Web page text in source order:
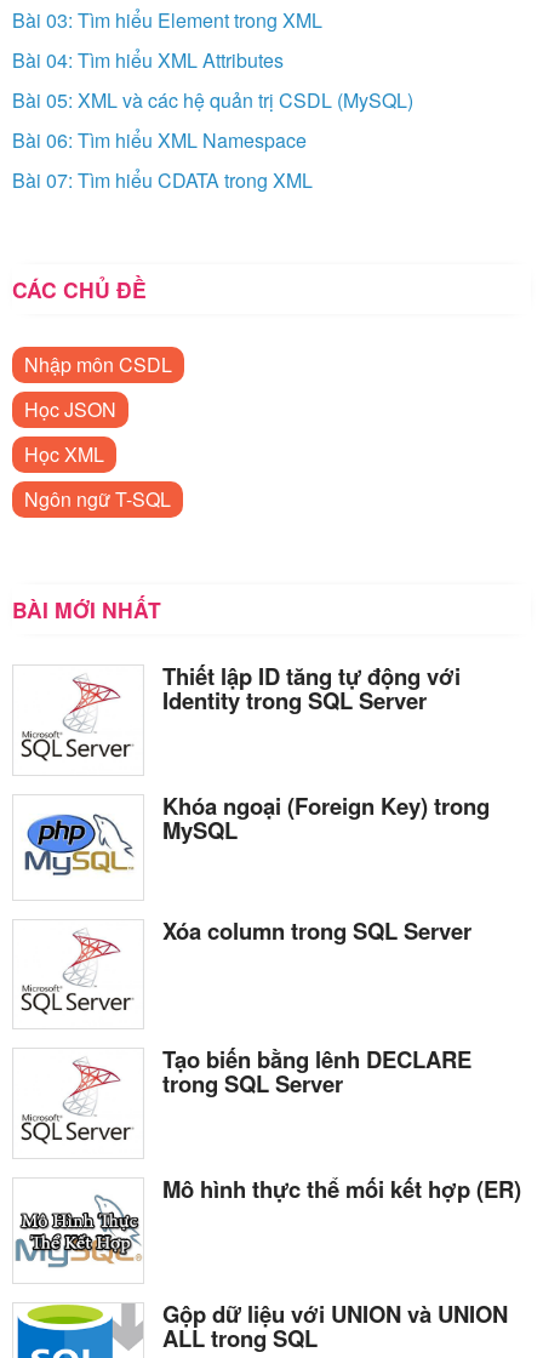
Bài 03: Tìm hiểu Element trong XML
Bài 04: Tìm hiểu XML Attributes
Bài 05: XML và các hệ quản trị CSDL (MySQL)
Bài 06: Tìm hiểu XML Namespace
Bài 07: Tìm hiểu CDATA trong XML
CÁC CHỦ ĐỀ
Nhập môn CSDL
Học JSON
Học XML
Ngôn ngữ T-SQL
BÀI MỚI NHẤT
Thiết lập ID tăng tự động với
Identity trong SQL Server
Khóa ngoại (Foreign Key) trong
MySQL
Xóa column trong SQL Server
Tạo biến bằng lênh DECLARE
trong SQL Server
Mô hình thực thể mối kết hợp (ER)
Gộp dữ liệu với UNION và UNION
ALL trong SQL